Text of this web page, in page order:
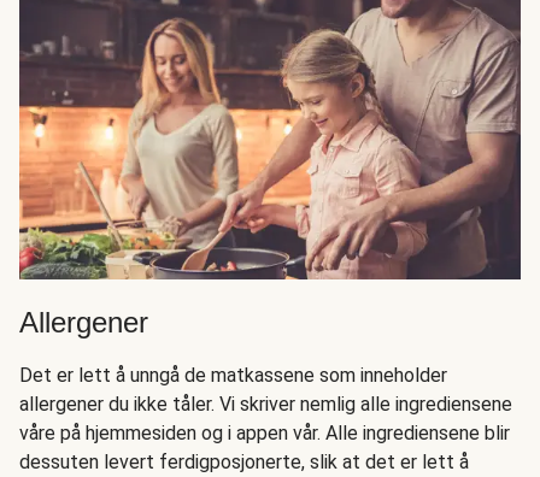
Allergener
Det er lett å unngå de matkassene som inneholder
allergener du ikke tåler. Vi skriver nemlig alle ingrediensene
våre på hjemmesiden og i appen vår. Alle ingrediensene blir
dessuten levert ferdigposjonerte, slik at det er lett å